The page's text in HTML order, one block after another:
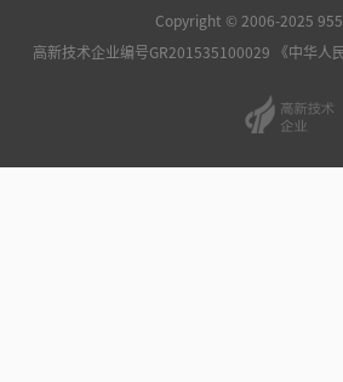
Copyright © 2006-2025
高新技术企业编号GR201535100029 《中华